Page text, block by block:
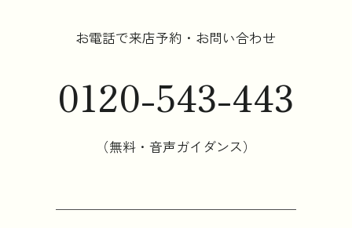
お電話で来店予約・お問い合わせ
0120-543-443
（無料・音声ガイダンス）